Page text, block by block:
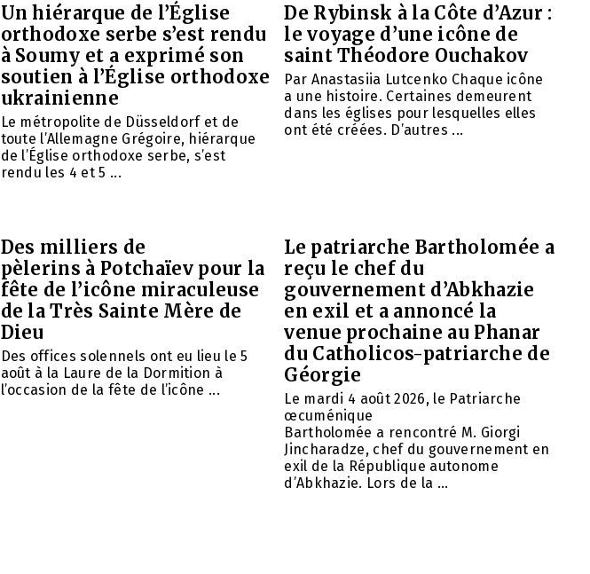
Un hiérarque de l’Église
orthodoxe serbe s’est rendu
à Soumy et a exprimé son
soutien à l’Église orthodoxe
ukrainienne
Le métropolite de Düsseldorf et de
toute l’Allemagne Grégoire, hiérarque
de l’Église orthodoxe serbe, s’est
rendu les 4 et 5 ...
De Rybinsk à la Côte d’Azur :
le voyage d’une icône de
saint Théodore Ouchakov
Par Anastasiia Lutcenko Chaque icône
a une histoire. Certaines demeurent
dans les églises pour lesquelles elles
ont été créées. D’autres ...
Des milliers de
pèlerins à Potchaïev pour la
fête de l’icône miraculeuse
de la Très Sainte Mère de
Dieu
Des offices solennels ont eu lieu le 5
août à la Laure de la Dormition à
l’occasion de la fête de l’icône ...
Le patriarche Bartholomée a
reçu le chef du
gouvernement d’Abkhazie
en exil et a annoncé la
venue prochaine au Phanar
du Catholicos-patriarche de
Géorgie
Le mardi 4 août 2026, le Patriarche
œcuménique
Bartholomée a rencontré M. Giorgi
Jincharadze, chef du gouvernement en
exil de la République autonome
d’Abkhazie. Lors de la ...